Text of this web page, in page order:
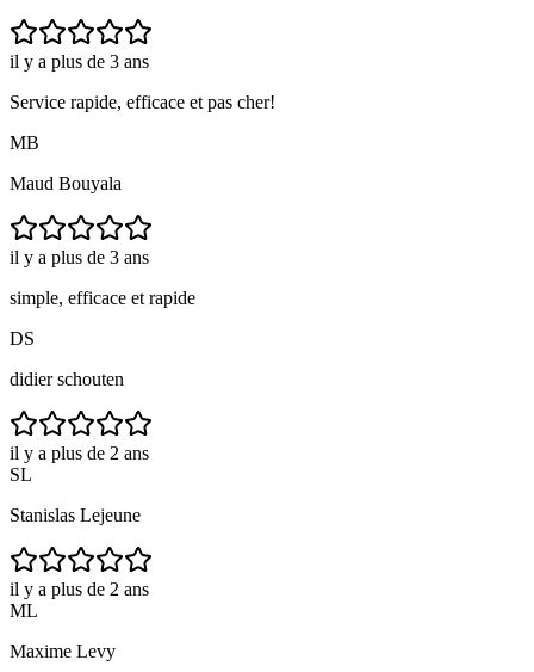
il y a plus de 3 ans
Service rapide, efficace et pas cher!
MB
Maud Bouyala
il y a plus de 3 ans
simple, efficace et rapide
DS
didier schouten
il y a plus de 2 ans
SL
Stanislas Lejeune
il y a plus de 2 ans
ML
Maxime Levy